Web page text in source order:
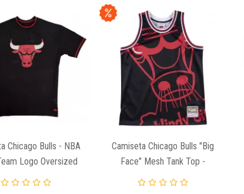
Chicago Bulls - NBA
Logo Oversized
New Era - Negra
Camiseta Chicago Bulls "Big
Face" Mesh Tank Top -
Mitchell & Ness